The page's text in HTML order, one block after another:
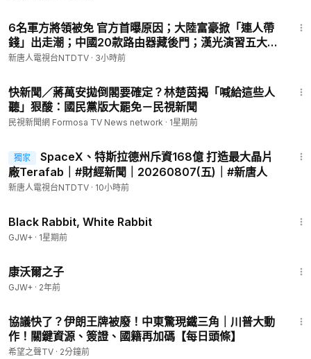
https://www.youtube.com/watch?v=-eDXrXiWmXY&list=PLaF
6XA2KQtwTsYfGr_rFaKbi7zm5ZBMxy
川普取消賀錦麗特勤保護、德州重劃選區翻轉席次；中國富豪注
意！美財政部嚴查巨額存款洗錢！不給中共面子！西方首腦集體
https://www.youtube.com/watch?v=rONnH0CEMqI
-
‣‣ 商業合作 ►cn.ntdtv@gmail.com
‣‣ 新唐人官方網站 ►http://www.ntdtv.com
‣‣ 臉書 ►https://www.facebook.com/NTDChinese/
‣‣ 推特 ►https://twitter.com/NTDChinese
‣‣ 爆料 ►talkdjy@gmail.com；+1 (201) 614-3989；
TW/channel/uUaEX5vIKTh6l
6名軍方將領被免 官方首曝原因；大陸富豪掀「連人帶
錢」出走潮；中國20款路由器藏後門；漢光演習五大前
所未有；美擬限制中國數據中心設備進口|【#中國禁
新唐人電視台NTDTV · 3小時前
快新聞／蔣萬安拋倒閣要確定？林楚茵揭「喊給這些人
聽」狠酸：國民黨版大罷免－民視新聞
民視新聞網 Formosa TV News network · 1星期前
獨家
SpaceX、特斯拉德州斥資168億 打造最大晶片
廠Terafab｜#財經新聞｜20260807(五)｜#新唐人
新唐人電視台NTDTV · 10小時前
Black Rabbit, White Rabbit
GJW+ · 1星期前
康沃爾之子
GJW+ · 2年前
協議快了？伊朗王牌被廢！中東驚現鐵三角｜川普大動
作！關鍵資源、簽證、國籍再加碼【每日頭條】
希望之聲TV · 2分鐘前